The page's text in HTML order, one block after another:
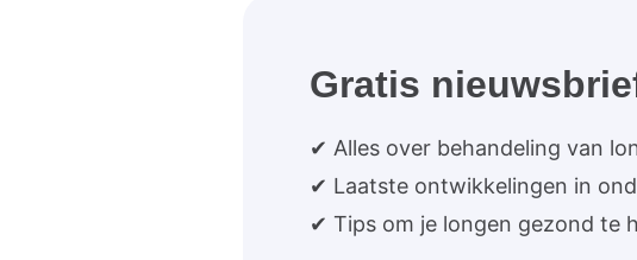
Gratis
✔ Alles over behandeling van
✔ Laatste ontwikkelingen in
✔ Tips om je longen gezond te